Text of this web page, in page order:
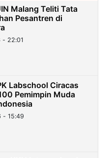
Malang Teliti Tata
Pesantren di
- 22:01
Labschool Ciracas
Pemimpin Muda
- 15:49